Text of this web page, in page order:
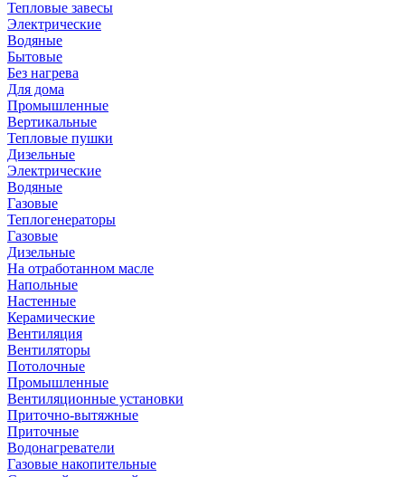
Тепловые завесы
Электрические
Водяные
Бытовые
Без нагрева
Для дома
Промышленные
Вертикальные
Тепловые пушки
Дизельные
Электрические
Водяные
Газовые
Теплогенераторы
Газовые
Дизельные
На отработанном масле
Напольные
Настенные
Керамические
Вентиляция
Вентиляторы
Потолочные
Промышленные
Вентиляционные установки
Приточно-вытяжные
Приточные
Водонагреватели
Газовые накопительные